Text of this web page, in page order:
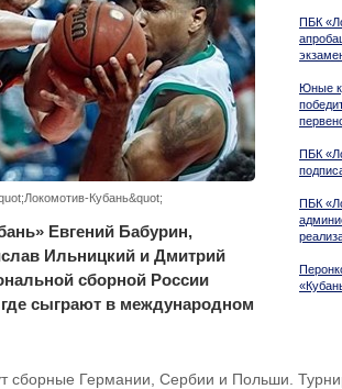
ПБК
Юные
ПБК
ПБК
Кубань&quot;
Евгений Бабурин,
Ильницкий и Дмитрий
сборной России
сыграют в международном
сборные Германии, Сербии и Польши.